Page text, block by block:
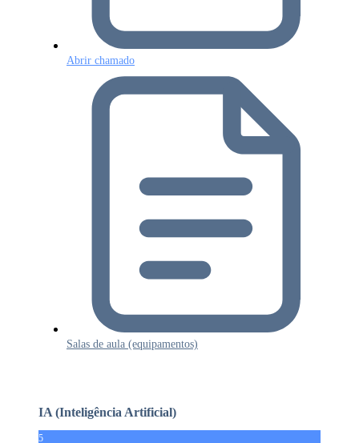
Abrir chamado
Salas de aula (equipamentos)
IA (Inteligência Artificial)
5